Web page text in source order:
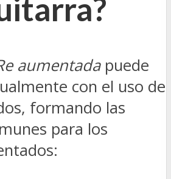
aumentadapuede
con el uso de
formando las
para los